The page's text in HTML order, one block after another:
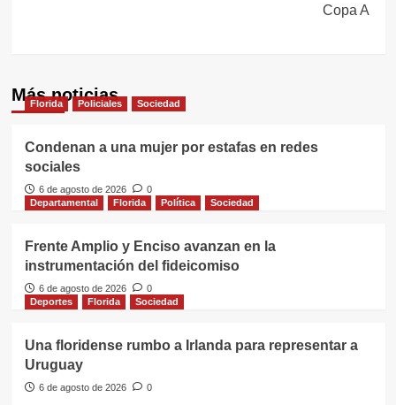
Copa A
Más noticias
Florida Policiales Sociedad
Condenan a una mujer por estafas en redes
sociales
6 de agosto de 2026
0
Departamental
Florida Política Sociedad
Frente Amplio y Enciso avanzan en la
instrumentación del fideicomiso
6 de agosto de 2026
0
Deportes
Florida Sociedad
Una floridense rumbo a Irlanda para representar a
Uruguay
6 de agosto de 2026 0